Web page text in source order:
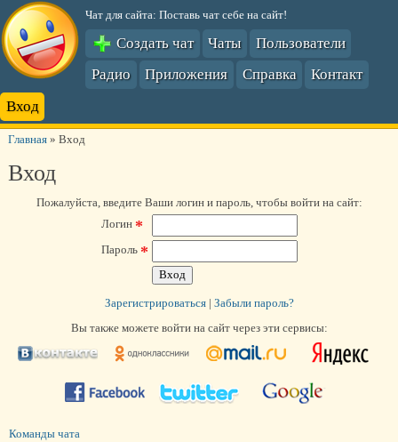
Чат для сайта: Поставь чат себе на сайт!
Создать чат Чаты
Пользователи
Радио
Приложения Справка
Контакт
Вход
Главная» Вход
Вход
Пожалуйста, введите Ваши логин и пароль, чтобы войти на сайт:
Логин *
Пароль *
Зарегистрироваться| Забыли пароль?
Вы также можете войти на сайт через эти сервисы:
Команды чата